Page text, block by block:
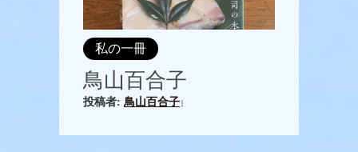
私の一冊
鳥山百合子
投稿者: 鳥山百合子